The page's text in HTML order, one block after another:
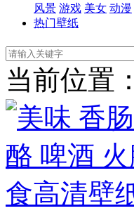
风景 游戏 美女 动漫
热门壁纸
当前位置：